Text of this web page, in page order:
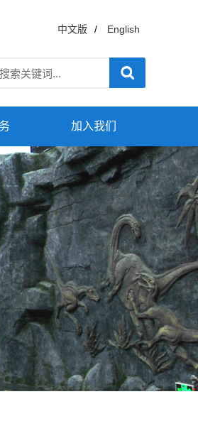
中文版 / English
加入我们